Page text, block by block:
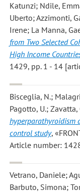
Katunzi; Ndile,
Uberto; Azzimonti,
Irene; La Manna,
from Two Selected
High Income
1429, pp. 1 - 14
Bisceglia, N.;
Pagotto, U.; Zavatta,
hyperparathyroidism
control study,
Article number:
Vetrano, Daniele;
Barbuto, Simona;